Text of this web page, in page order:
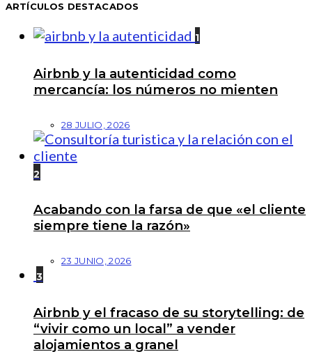
ARTÍCULOS DESTACADOS
1
Airbnb y la autenticidad como
mercancía: los números no mienten
28 JULIO, 2026
2
Acabando con la farsa de que «el cliente
siempre tiene la razón»
23 JUNIO, 2026
3
Airbnb y el fracaso de su storytelling: de
“vivir como un local” a vender
alojamientos a granel